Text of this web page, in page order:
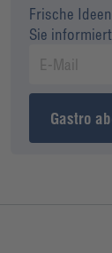
Frische
Sie
Gastro